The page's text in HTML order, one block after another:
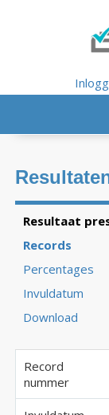
Resultaat
Records
Percentages
Invuldatum
Download
Record
nummer